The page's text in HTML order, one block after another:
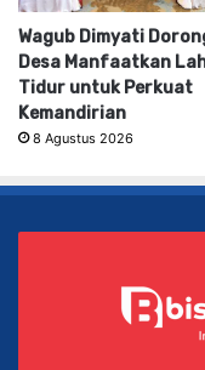
Wagub Dimyati
Desa Manfaatkan
Tidur untuk Perkuat
Kemandirian
8 Agustus 2026